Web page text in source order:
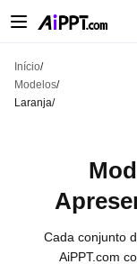
Início/
Modelos/
Laranja/
Cada conjunto
AiPPT.com